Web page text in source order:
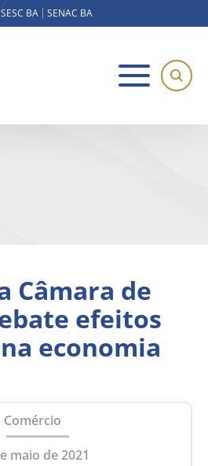
SESC BA SENAC BA
Câmara de
efeitos
economia
Comércio
maio de 2021